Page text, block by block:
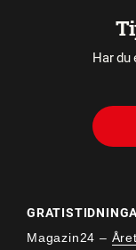
Har du
Magazin24 –